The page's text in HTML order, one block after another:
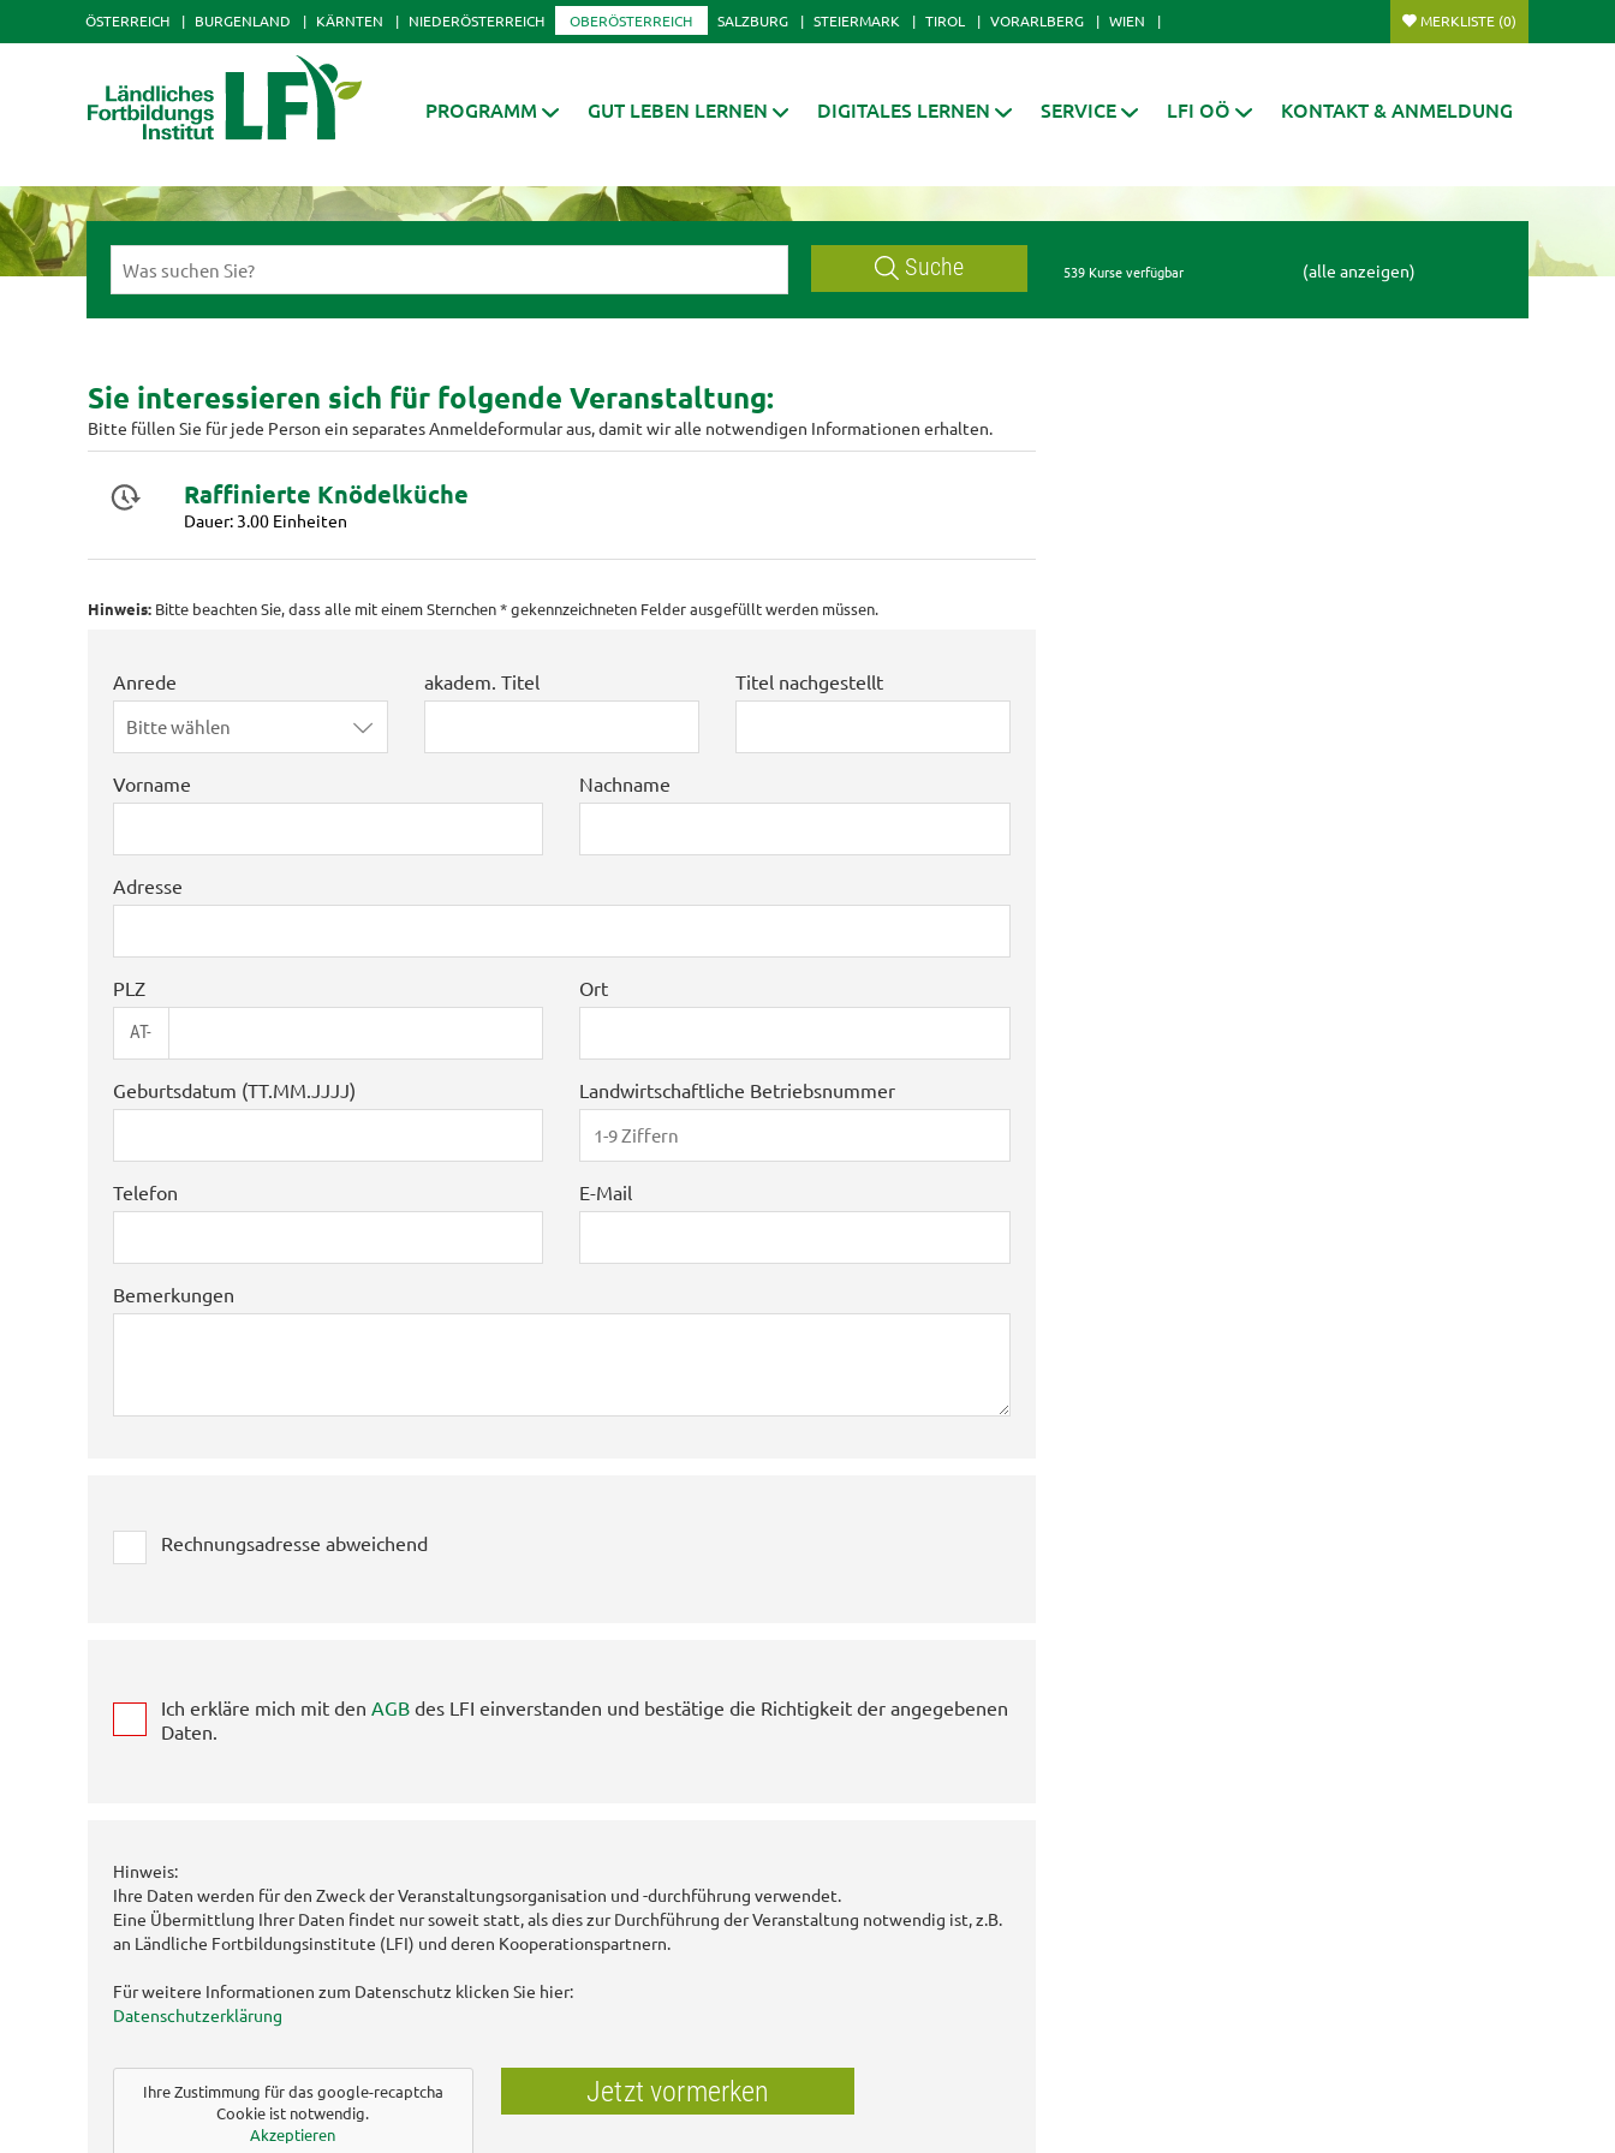
ÖSTERREICH BURGENLAND KÄRNTEN NIEDERÖSTERREICH OBERÖSTERREICH SALZBURG STEIERMARK TIROL VORARLBERG WIEN MERKLISTE (0)
PROGRAMM GUT LEBEN LERNEN DIGITALES LERNEN SERVICE LFI OÖ KONTAKT & ANMELDUNG
Suche 539 Kurse verfügbar (alle anzeigen)
Sie interessieren sich für folgende Veranstaltung:
Bitte füllen Sie für jede Person ein separates Anmeldeformular aus, damit wir alle notwendigen Informationen erhalten.
Raffinierte Knödelküche
Dauer: 3.00 Einheiten
Hinweis:Bitte beachten Sie, dass alle mit einem Sternchen * gekennzeichneten Felder ausgefüllt werden müssen.
Anrede
Bitte wählen
akadem. Titel Titel nachgestellt
Vorname Nachname
Adresse
PLZ
AT-
Ort
Geburtsdatum (TT.MM.JJJJ) Landwirtschaftliche Betriebsnummer
Telefon E-Mail
Bemerkungen
Rechnungsadresse abweichend
Ich erkläre mich mit den AGBdes LFI einverstanden und bestätige die Richtigkeit der angegebenen
Daten.
Hinweis:
Ihre Daten werden für den Zweck der Veranstaltungsorganisation und -durchführung verwendet.
Eine Übermittlung Ihrer Daten findet nur soweit statt, als dies zur Durchführung der Veranstaltung notwendig ist, z.B.
an Ländliche Fortbildungsinstitute (LFI) und deren Kooperationspartnern.
Für weitere Informationen zum Datenschutz klicken Sie hier:
Datenschutzerklärung
Ihre Zustimmung für das google-recaptcha
Cookie ist notwendig.
Akzeptieren
Jetzt vormerken